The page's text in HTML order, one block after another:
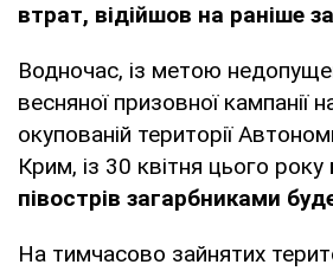
втрат, відійшов на раніше
Водночас, із метою
весняної призовної кампанії
окупованій території
Крим, із 30 квітня цього року
півострів загарбниками
На тимчасово зайнятих